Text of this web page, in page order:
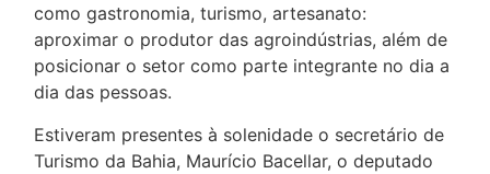
como gastronomia, turismo, artesanato:
aproximar o produtor das agroindústrias, além de
posicionar o setor como parte integrante no dia a
dia das pessoas.
Estiveram presentes à solenidade o secretário de
Turismo da Bahia, Maurício Bacellar, o deputado